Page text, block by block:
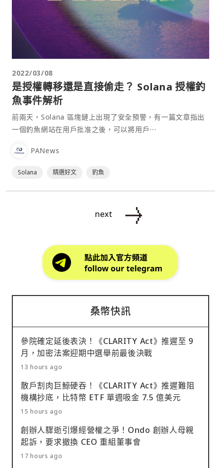
2022/03/08
是授權轉移還是直接偷⾛？ Solana 授權釣
魚事件解析
前兩天，Solana 區塊鏈上出現了安全預警，有⼀篇⽂章指出
⼀個釣魚網站在⽤戶批准之後，可以將⽤戶⋯
PANews
Solana 精選好文 釣魚
next
桑幣快訊
參院確定延後表決！《CLARITY Act》推遲至 9
月，加密法案迎期中選舉前最後決戰
13 hours ago
散戶割肉巨鯨硬吞！《CLARITY Act》推遲難阻
機構抄底，比特幣 ETF 單週吸金 7.5 億美元
15 hours ago
創辦人驟逝引爆經營權之爭！Ondo 創辦人母親
起訴，要求撤換 CEO 重組董事會
17 hours ago